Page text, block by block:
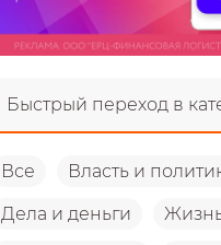
Быстрый переход в
Все Власть и
Дела и деньги